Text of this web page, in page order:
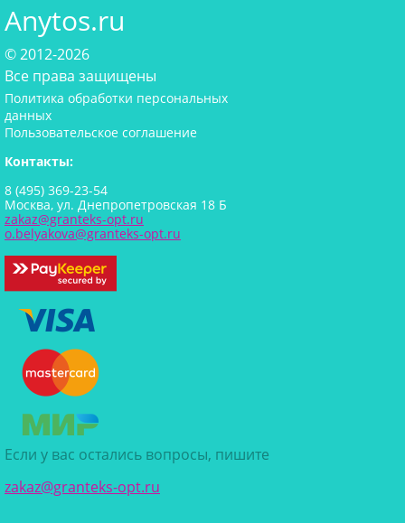
Anytos.ru
© 2012-2026
Все права защищены
Политика обработки персональных
данных
Пользовательское соглашение
Контакты:
8 (495) 369-23-54
Москва, ул. Днепропетровская 18 Б
zakaz@granteks-opt.ru
o.belyakova@granteks-opt.ru
Если у вас остались вопросы, пишите
zakaz@granteks-opt.ru